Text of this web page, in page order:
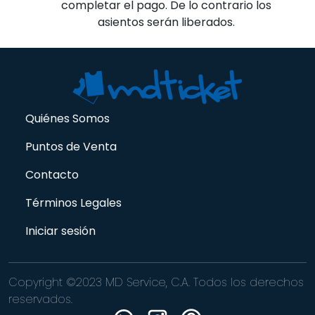
completar el pago. De lo contrario los
asientos serán liberados.
Quiénes Somos
Puntos de Venta
Contacto
Términos Legales
Iniciar sesión
Copyright ©2023 MD Service, C.A. Todos los derechos
reservados.